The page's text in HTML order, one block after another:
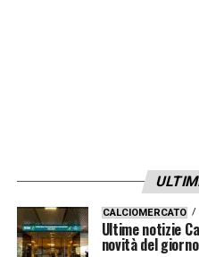
CALCIOMERCATO
Ultime notizie
novità del giorno